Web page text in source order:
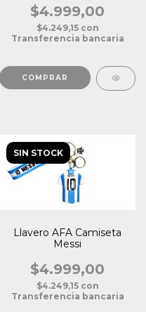
$4.999,00
$4.249,15 con
Transferencia bancaria
SIN STOCK
Llavero AFA Camiseta
Messi
$4.999,00
$4.249,15 con
Transferencia bancaria